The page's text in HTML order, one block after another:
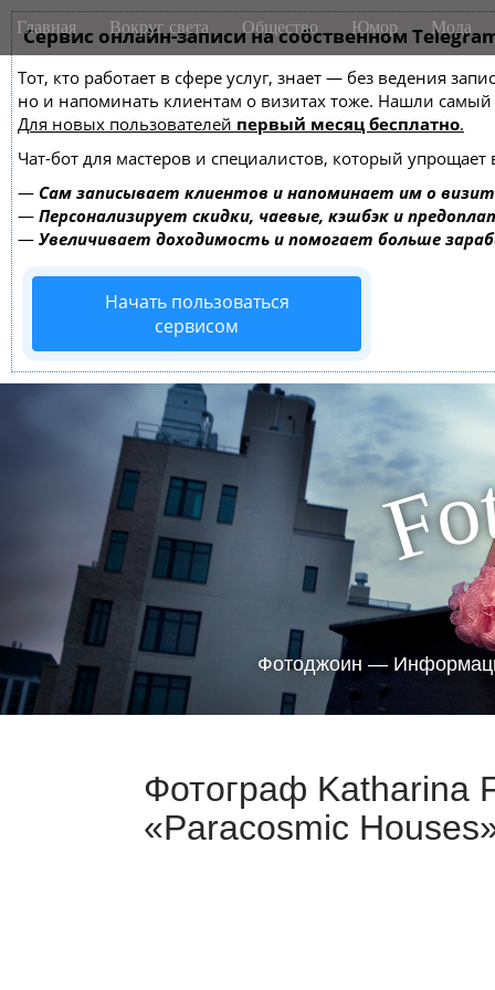
Сервис онлайн-записи на собственном
Тот, кто работает в сфере услуг, знает — без ведения
но и напоминать клиентам о визитах тоже. Нашли
Для новых пользователей первый месяц бесплатно.
Чат-бот для мастеров и специалистов, который упрощает
— Сам записывает клиентов и напоминает им о
— Персонализирует скидки, чаевые, кэшбэк и
— Увеличивает доходимость и помогает больше
Начать пользоваться
сервисом
M
a
n
m
e
n
u
i
Главная Вокруг света Общество Юмор Мода
Fo
Фотоджоин —
Фотограф Katharina
«Paracosmic